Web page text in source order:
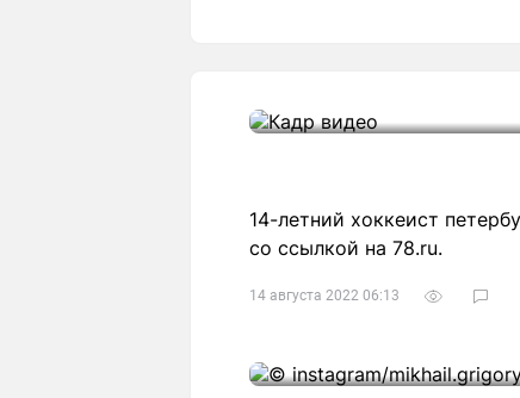
14-летний хоккеист
со ссылкой на 78.ru.
14 августа 2022 06:13